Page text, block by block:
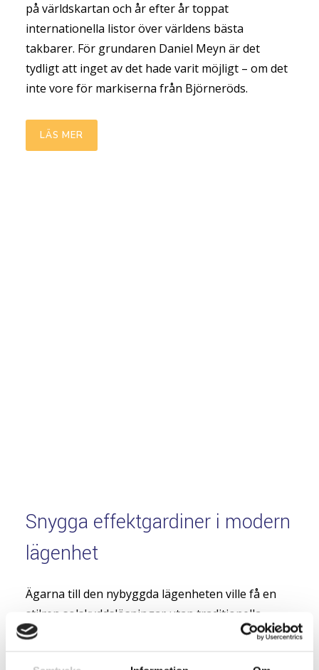
på världskartan och år efter år toppat
internationella listor över världens bästa
takbarer. För grundaren Daniel Meyn är det
tydligt att inget av det hade varit möjligt – om det
inte vore för markiserna från Björneröds.
LÄS MER
Snygga effektgardiner i modern
lägenhet
Ägarna till den nybyggda lägenheten ville få en
stilren solskyddslösningar utan traditionella
gardiner. Efter ett första besök i butiken åkte